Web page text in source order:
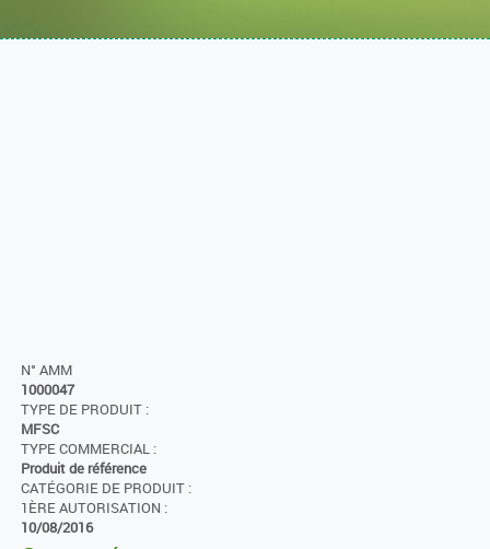
N° AMM
1000047
TYPE DE PRODUIT :
MFSC
TYPE COMMERCIAL :
Produit de référence
CATÉGORIE DE PRODUIT :
1ÈRE AUTORISATION :
10/08/2016